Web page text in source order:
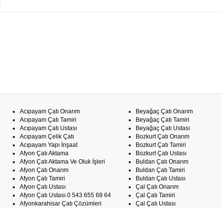
Acıpayam Çatı Onarım
Acıpayam Çatı Tamiri
Acıpayam Çatı Ustası
Acıpayam Çelik Çatı
Acıpayam Yapı İnşaat
Afyon Çatı Aktama
Afyon Çatı Aktama Ve Oluk İşleri
Afyon Çatı Onarım
Afyon Çatı Tamiri
Afyon Çatı Ustası
Afyon Çatı Ustası 0 543 655 68 64
Afyonkarahisar Çatı Çözümleri
Beyağaç Çatı Onarım
Beyağaç Çatı Tamiri
Beyağaç Çatı Ustası
Bozkurt Çatı Onarım
Bozkurt Çatı Tamiri
Bozkurt Çatı Ustası
Buldan Çatı Onarım
Buldan Çatı Tamiri
Buldan Çatı Ustası
Çal Çatı Onarım
Çal Çatı Tamiri
Çal Çatı Ustası